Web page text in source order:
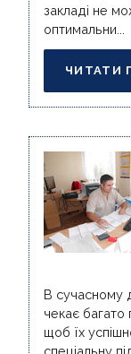
закладі не
оптимальни...
ЧИТАТИ
В сучасному
чекає
щоб їх